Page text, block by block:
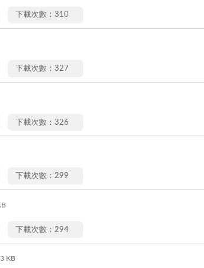
下載次數：310
下載次數：327
下載次數：326
下載次數：299
下載次數：294
KB